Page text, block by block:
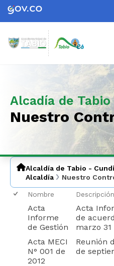
Alcadía de
Nuestro
Alcaldía de Tabio -
Alcaldía
Nuestro
Nombre Descripción
Acta
Informe
de Gestión
Acta
de
marzo 31
Acta MECI
N° 001 de
2012
Reunión
de